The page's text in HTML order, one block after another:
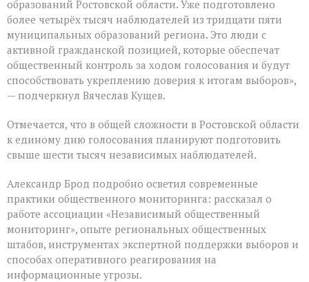
образований Ростовской области. Уже подготовлено
более четырёх тысяч наблюдателей из тридцати пяти
муниципальных образований региона. Это люди с
активной гражданской позицией, которые обеспечат
общественный контроль за ходом голосования и будут
способствовать укреплению доверия к итогам выборов»,
— подчеркнул Вячеслав Кущев.
Отмечается, что в общей сложности в Ростовской области
к единому дню голосования планируют подготовить
свыше шести тысяч независимых наблюдателей.
Александр Брод подробно осветил современные
практики общественного мониторинга: рассказал о
работе ассоциации «Независимый общественный
мониторинг», опыте региональных общественных
штабов, инструментах экспертной поддержки выборов и
способах оперативного реагирования на
информационные угрозы.